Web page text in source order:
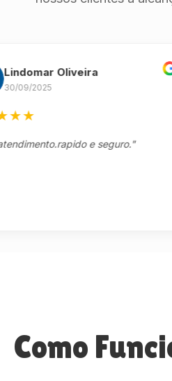
Oliveira
2025
e seguro."
Como